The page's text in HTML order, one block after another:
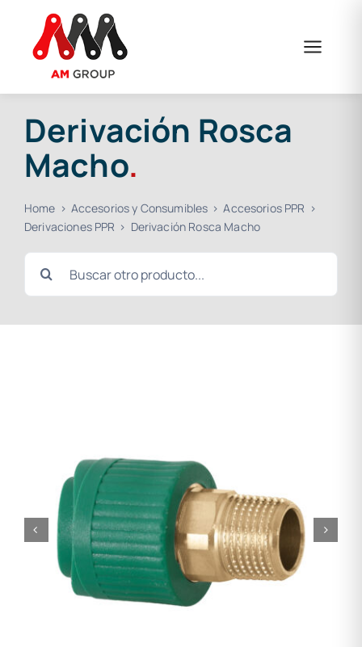
contenido
Derivación Rosca
Macho.
Home Accesorios y Consumibles
Accesorios PPR
Derivaciones PPR
Derivación Rosca Macho
Buscar: